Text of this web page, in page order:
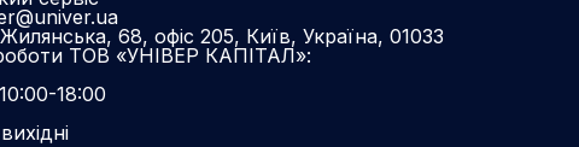
68, офіс 205, Київ, Україна, 01033
ТОВ «УНІВЕР КАПІТАЛ»:
18:00